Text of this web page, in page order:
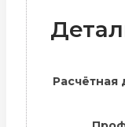
Расчётная